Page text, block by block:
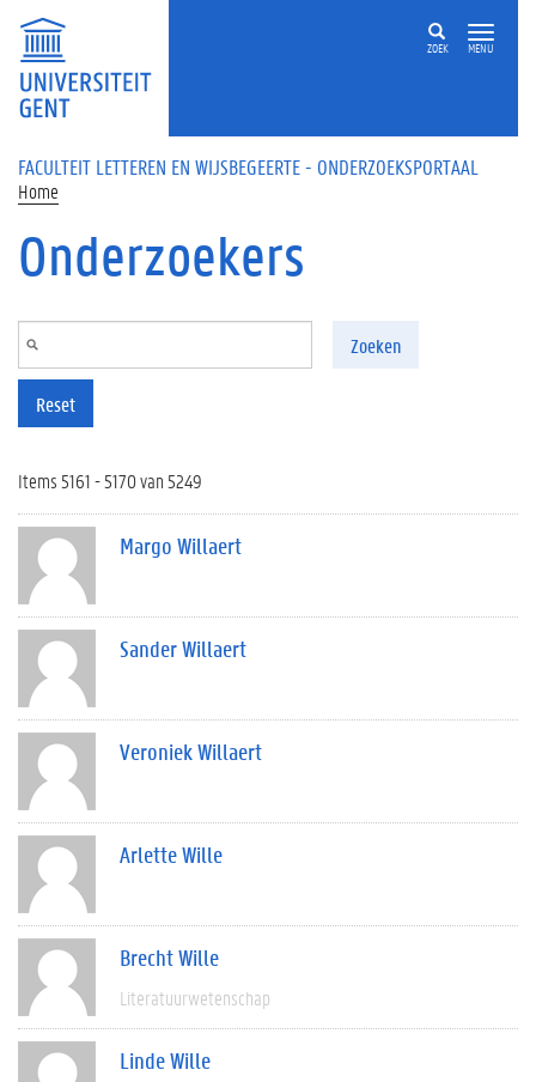
Overslaan en naar de inhoud gaan
ZOEK MENU
FACULTEIT LETTEREN EN WIJSBEGEERTE - ONDERZOEKSPORTAAL
Home
Onderzoekers
Zoeken
Reset
Items 5161 - 5170 van 5249
Margo Willaert
Sander Willaert
Veroniek Willaert
Arlette Wille
Brecht Wille
Literatuurwetenschap
Linde Wille